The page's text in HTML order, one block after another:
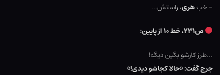
– خبهری، راستش…
ص۲۳۱، خط ۱۰ از پایین:
…طرز کارشو بگین دیگه!
جرج گفت: «حالا کجاشو دیدی!»